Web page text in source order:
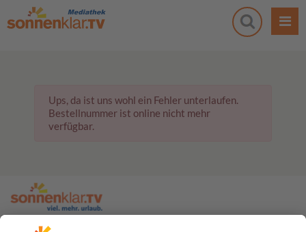
Ups, da ist uns wohl ein Fehler unterlaufen.
Bestellnummer ist online nicht mehr
verfügbar.
zur sonnenklar.TV Webseite